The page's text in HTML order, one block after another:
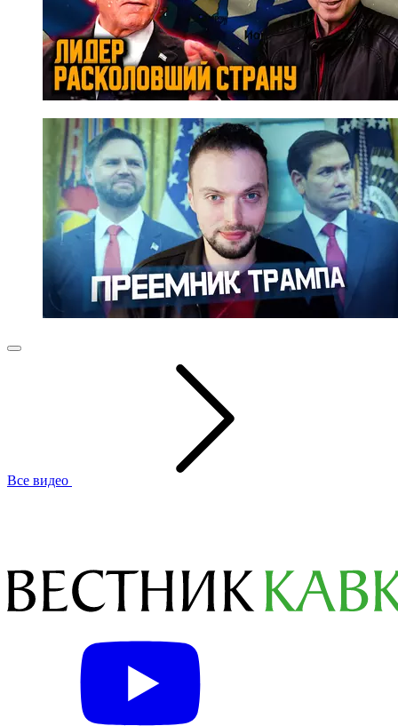
Все видео